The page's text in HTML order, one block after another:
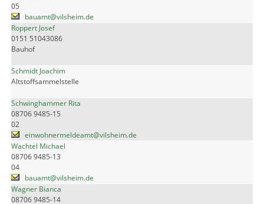
05
bauamt@vilsheim.de
Roppert Josef
0151 51043086
Bauhof
Schmidt Joachim
Altstoffsammelstelle
Schwinghammer Rita
08706 9485-15
02
einwohnermeldeamt@vilsheim.de
Wachtel Michael
08706 9485-13
04
bauamt@vilsheim.de
Wagner Bianca
08706 9485-14